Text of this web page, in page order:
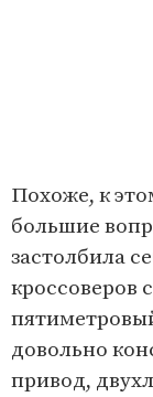
Похоже, к
большие
застолбила
кроссоверов
довольно
привод,